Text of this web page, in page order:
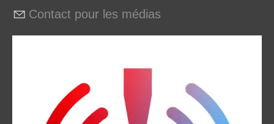
Contact pour les médias